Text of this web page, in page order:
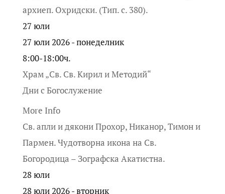
архиеп. Охридски. (Тип. с. 380).
27 юли
27 юли 2026 - понеделник
8:00-18:00ч.
Храм „Св. Св. Кирил и Методий“
Дни с Богослужение
More Info
Св. апли и дякони Прохор, Никанор, Тимон и
Пармен. Чудотворна икона на Св.
Богородица – Зографска Акатистна.
28юли
28 юли 2026 - вторник